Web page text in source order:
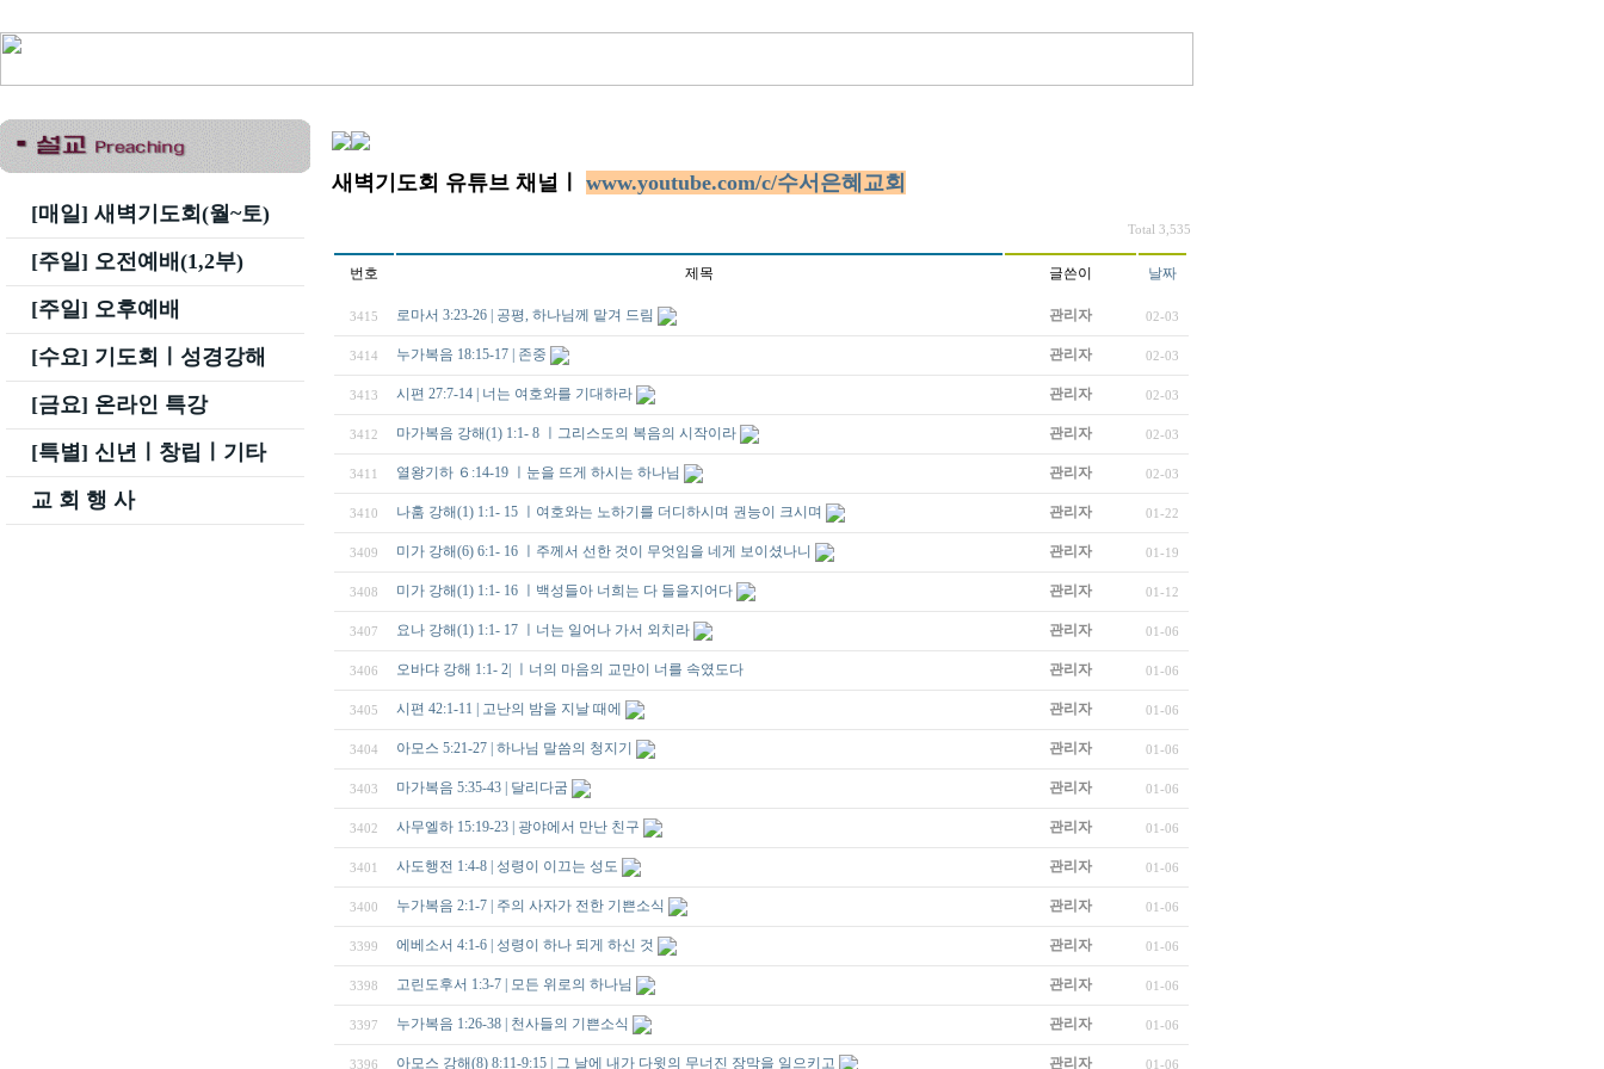
[매일] 새벽기도회(월~토)
[주일] 오전예배(1,2부)
[주일] 오후예배
[수요] 기도회ㅣ성경강해
[금요] 온라인 특강
[특별] 신년ㅣ창립ㅣ기타
교 회 행 사
새벽기도회 유튜브 채널ㅣ www.youtube.com/c/수서은혜교회
Total 3,535
번호 제목 글쓴이 날짜
3415 로마서 3:23-26 | 공평, 하나님께 맡겨 드림 관리자 02-03
3414 누가복음 18:15-17 | 존중 관리자 02-03
3413 시편 27:7-14 | 너는 여호와를 기대하라 관리자 02-03
3412 마가복음 강해(1) 1:1- 8 ㅣ그리스도의 복음의 시작이라 관리자 02-03
3411 열왕기하 ６:14-19 ㅣ눈을 뜨게 하시는 하나님 관리자 02-03
3410 나훔 강해(1) 1:1- 15 ㅣ여호와는 노하기를 더디하시며 권능이 크시며 관리자 01-22
3409 미가 강해(6) 6:1- 16 ㅣ주께서 선한 것이 무엇임을 네게 보이셨나니 관리자 01-19
3408 미가 강해(1) 1:1- 16 ㅣ백성들아 너희는 다 들을지어다 관리자 01-12
3407 요나 강해(1) 1:1- 17 ㅣ너는 일어나 가서 외치라 관리자 01-06
3406 오바댜 강해 1:1- 2| ㅣ너의 마음의 교만이 너를 속였도다 관리자 01-06
3405 시편 42:1-11 | 고난의 밤을 지날 때에 관리자 01-06
3404 아모스 5:21-27 | 하나님 말씀의 청지기 관리자 01-06
3403 마가복음 5:35-43 | 달리다굼 관리자 01-06
3402 사무엘하 15:19-23 | 광야에서 만난 친구 관리자 01-06
3401 사도행전 1:4-8 | 성령이 이끄는 성도 관리자 01-06
3400 누가복음 2:1-7 | 주의 사자가 전한 기쁜소식 관리자 01-06
3399 에베소서 4:1-6 | 성령이 하나 되게 하신 것 관리자 01-06
3398 고린도후서 1:3-7 | 모든 위로의 하나님 관리자 01-06
3397 누가복음 1:26-38 | 천사들의 기쁜소식 관리자 01-06
3396 아모스 강해(8) 8:11-9:15 | 그 날에 내가 다윗의 무너진 장막을 일으키고 관리자 01-06